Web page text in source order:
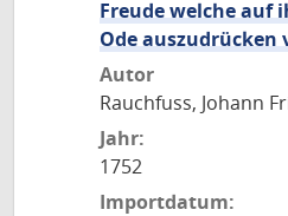
Freude welche auf
Ode auszudrücken
Autor
Rauchfuss, Johann
Jahr:
1752
Importdatum: